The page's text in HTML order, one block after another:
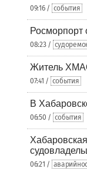
09:16 / события
Росморпорт
08:23 /
Житель
07:41 / события
В
06:50 / события
06:21 /